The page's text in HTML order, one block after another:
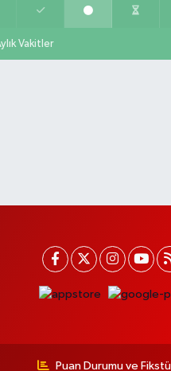
Vakitler
Puan Durumu ve